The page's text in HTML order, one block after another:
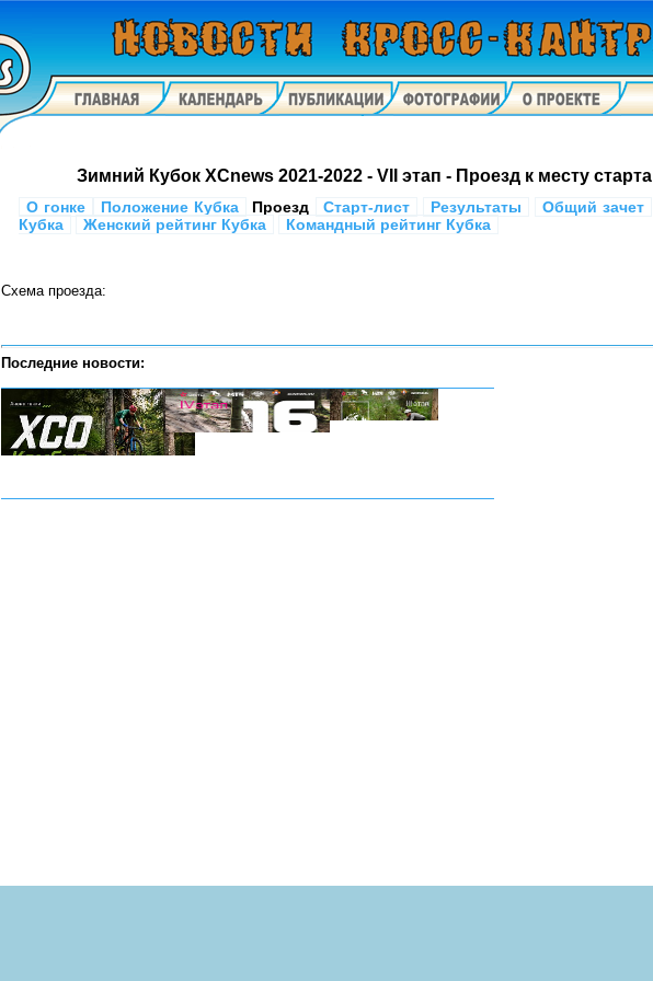
Зимний Кубок XCnews 2021-2022 - VII этап - Проезд к месту старта
О гонке Положение Кубка Проезд Старт-лист Результаты Общий зачет
Кубка
Женский рейтинг Кубка Командный рейтинг Кубка
Схема проезда:
Последние новости: